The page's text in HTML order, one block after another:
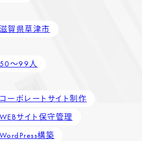
滋賀県草津市
50～99人
コーポレートサイト制作
WEBサイト保守管理
WordPress構築